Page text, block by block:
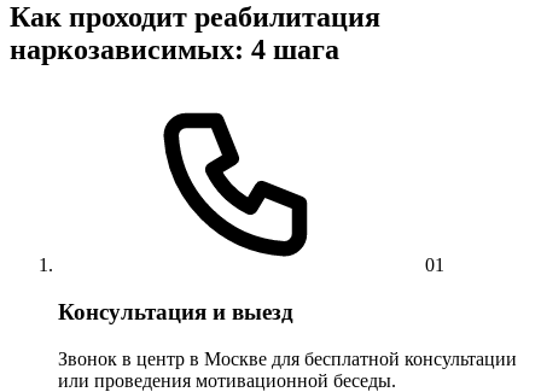
Как проходит реабилитация
наркозависимых: 4 шага
01
Консультация и выезд
Звонок в центр в Москве для бесплатной консультации
или проведения мотивационной беседы.